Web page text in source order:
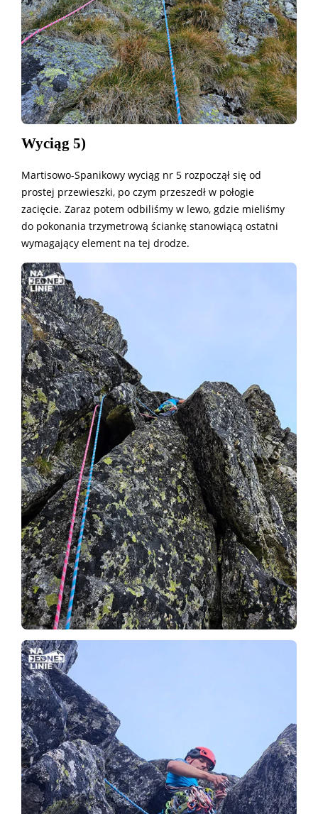
Wyciąg 5)
Martisowo-Spanikowy wyciąg nr 5 rozpoczął się od
prostej przewieszki, po czym przeszedł w połogie
zacięcie. Zaraz potem odbiliśmy w lewo, gdzie mieliśmy
do pokonania trzymetrową ściankę stanowiącą ostatni
wymagający element na tej drodze.